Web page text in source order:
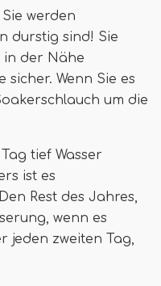
werden
durstig sind! Sie
in der Nähe
sicher. Wenn Sie es
um die
tief Wasser
ist es
Rest des Jahres,
wenn es
jeden zweiten Tag,